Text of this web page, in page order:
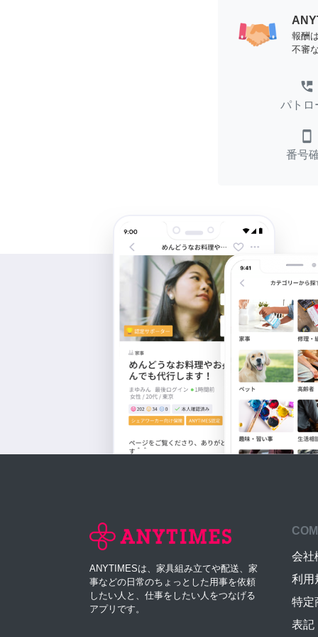
報酬
不審
perm_phone_msg
パトロ
smartphone
番号
ANYTIMESは、家具組み立てや配送、家
事などの日常のちょっとした用事を依頼
したい人と、仕事をしたい人をつなげる
アプリです。
会社
利用
特定
表記